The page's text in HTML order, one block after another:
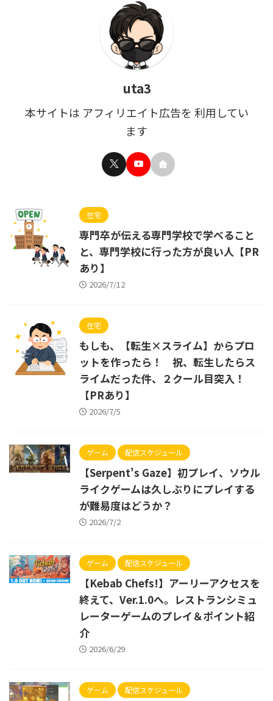
uta3
本サイトは アフィリエイト広告を 利用してい
ます
在宅
専門卒が伝える専門学校で学べること
と、専門学校に行った方が良い人【PR
あり】
2026/7/12
在宅
もしも、【転生×スライム】からプロ
ットを作ったら！ 祝、転生したらス
ライムだった件、２クール目突入！
【PRあり】
2026/7/5
ゲーム 配信スケジュール
【Serpent's Gaze】初プレイ、ソウル
ライクゲームは久しぶりにプレイする
が難易度はどうか？
2026/7/2
ゲーム 配信スケジュール
【Kebab Chefs!】アーリーアクセスを
終えて、Ver.1.0へ。レストランシミュ
レーターゲームのプレイ＆ポイント紹
介
2026/6/29
ゲーム 配信スケジュール